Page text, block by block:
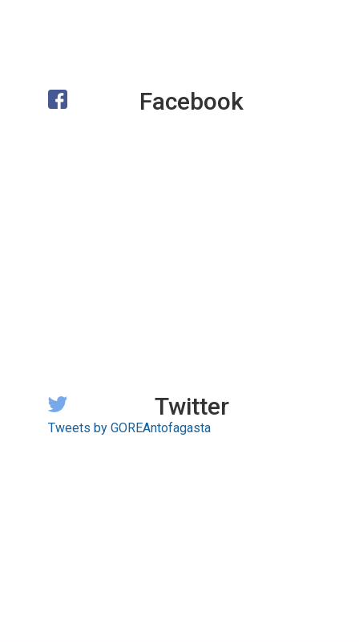
Facebook
Twitter
Tweets by GOREAntofagasta